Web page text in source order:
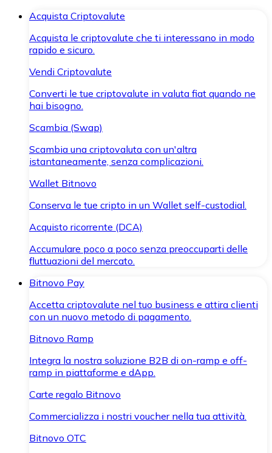
Acquista Criptovalute
Acquista le criptovalute che ti interessano in modo
rapido e sicuro.
Vendi Criptovalute
Converti le tue criptovalute in valuta fiat quando ne
hai bisogno.
Scambia (Swap)
Scambia una criptovaluta con un'altra
istantaneamente, senza complicazioni.
Wallet Bitnovo
Conserva le tue cripto in un Wallet self-custodial.
Acquisto ricorrente (DCA)
Accumulare poco a poco senza preoccuparti delle
fluttuazioni del mercato.
Bitnovo Pay
Accetta criptovalute nel tuo business e attira clienti
con un nuovo metodo di pagamento.
Bitnovo Ramp
Integra la nostra soluzione B2B di on-ramp e off-
ramp in piattaforme e dApp.
Carte regalo Bitnovo
Commercializza i nostri voucher nella tua attività.
Bitnovo OTC